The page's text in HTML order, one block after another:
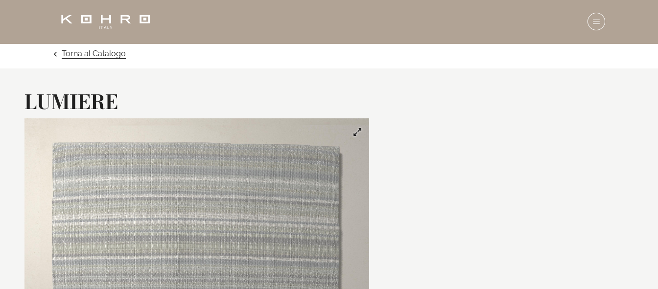
Torna al Catalogo
LUMIERE